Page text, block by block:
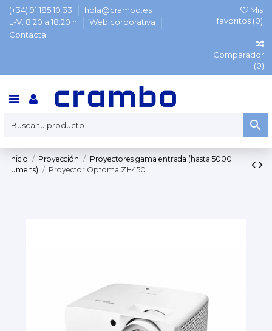
(+34) 91 185 10 33
hola@crambo.es
L-V: 8:20 a 18:20 h
Web corporativa
Contacta
Mis
favoritos (0)
Comparador
(0)
Inicio Proyección
Proyectores gama entrada (hasta 5000
lumens)
Proyector Optoma ZH450